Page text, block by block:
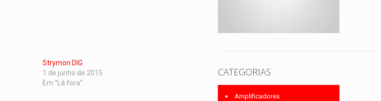
Strymon DIG
1 de junho de 2015
Em "Lá fora"
CATEGORIAS
Amplificadores